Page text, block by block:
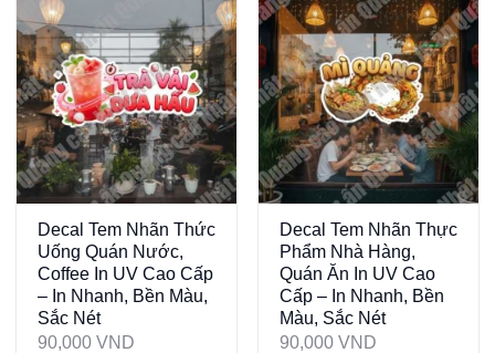
Decal Tem Nhãn Thức
Uống Quán Nước,
Coffee In UV Cao Cấp
– In Nhanh, Bền Màu,
Sắc Nét
90,000 VND
Decal Tem Nhãn Thực
Phẩm Nhà Hàng,
Quán Ăn In UV Cao
Cấp – In Nhanh, Bền
Màu, Sắc Nét
90,000 VND